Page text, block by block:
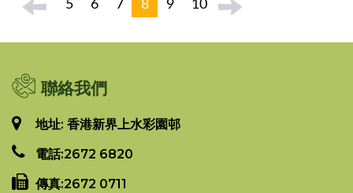
5 6 7 8 9 10
聯絡我們
地址: 香港新界上水彩園邨
電話:2672 6820
傳真:2672 0711